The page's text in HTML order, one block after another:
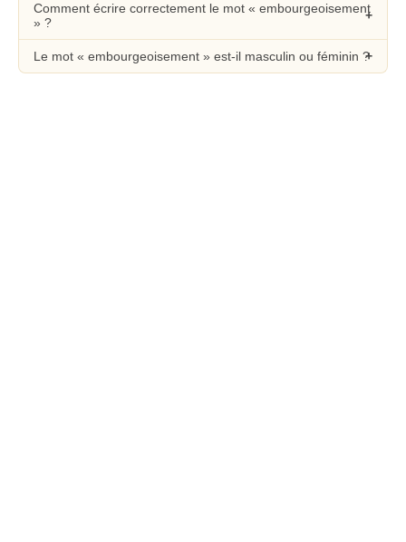
Comment écrire correctement le mot « embourgeoisement
» ?
Le mot « embourgeoisement » est-il masculin ou féminin ?